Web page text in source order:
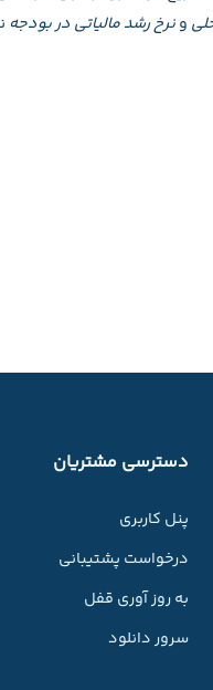
ونرخ رشد مالیاتی در بودجه
دسترسی مشتریان
پنل کاربری
درخواست پشتیبانی
به روز آوری قفل
سرور دانلود